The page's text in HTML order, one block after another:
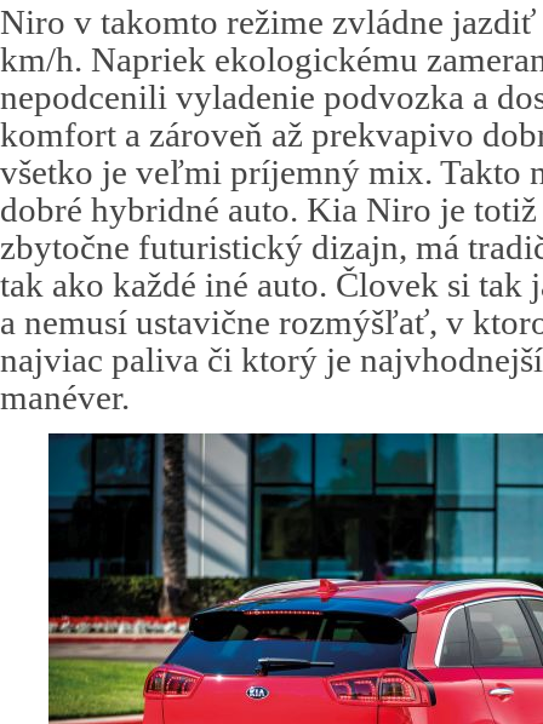
Niro v takomto režime zvládne
km/h. Napriek ekologickému
nepodcenili vyladenie podvozka a
komfort a zároveň až prekvapivo
všetko je veľmi príjemný mix. Takto
dobré hybridné auto. Kia Niro je
zbytočne futuristický dizajn, má
tak ako každé iné auto. Človek si tak
a nemusí ustavične rozmýšľať, v
najviac paliva či ktorý je
manéver.